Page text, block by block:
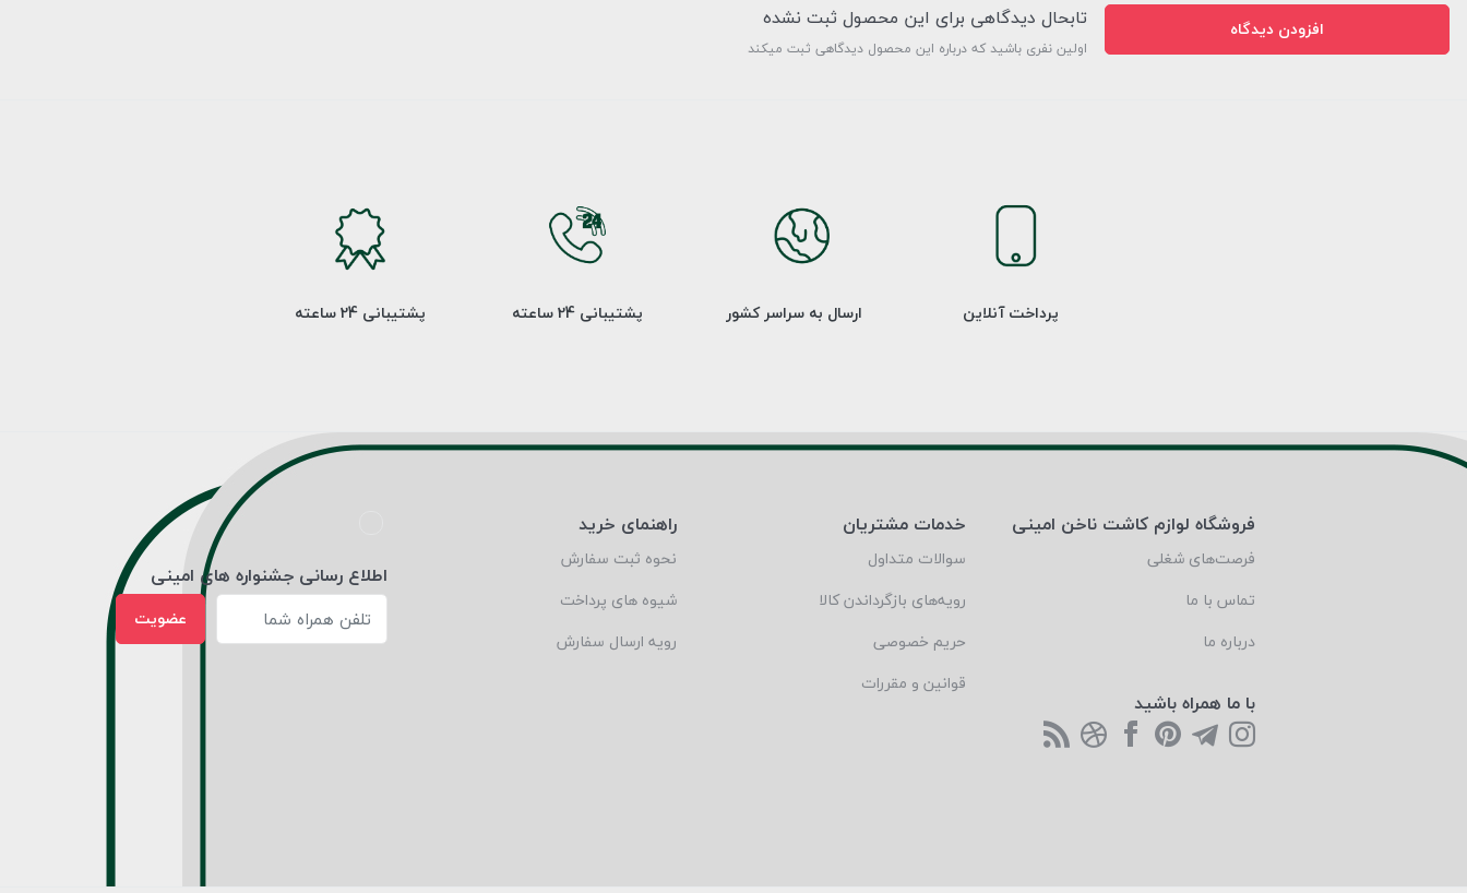
افزودن دیدگاه تابحال دیدگاهی برای این محصول ثبت نشده
اولین نفری باشید که درباره این محصول دیدگاهی ثبت میکند
پرداخت آنلاین ارسال به سراسر کشور پشتیبانی 24 ساعته پشتیبانی 24 ساعته
فروشگاه لوازم کاشت ناخن امینی
فرصت‌های شغلی
تماس با ما
درباره ما
با ما همراه باشید
خدمات مشتریان
سوالات متداول
رویه‌های بازگرداندن کالا
حریم خصوصی
قوانین و مقررات
راهنمای خرید
نحوه ثبت سفارش
شیوه های پرداخت
رویه ارسال سفارش
اطلاع رسانی جشنواره های امینی
عضویت